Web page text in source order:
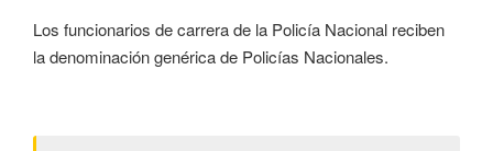
Los funcionarios de carrera de la Policía Nacional reciben
la denominación genérica de Policías Nacionales.